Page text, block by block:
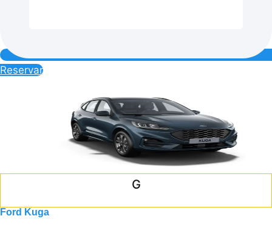
Reservar
G
Ford Kuga